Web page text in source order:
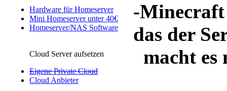
Hardware für Homeserver
Mini Homeserver unter 40€
Homeserver/NAS Software
Cloud Server aufsetzen
Eigene Private Cloud
Cloud Anbieter
-Minecraft
das der
macht es